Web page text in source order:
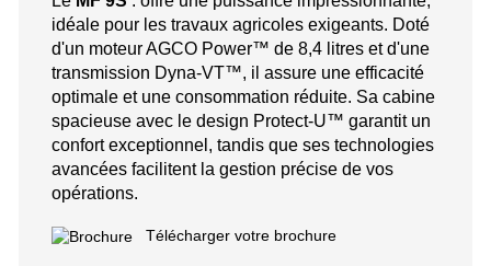
idéale pour les travaux agricoles exigeants. Doté
d'un moteur AGCO Power™ de 8,4 litres et d'une
transmission Dyna-VT™, il assure une efficacité
optimale et une consommation réduite. Sa cabine
spacieuse avec le design Protect-U™ garantit un
confort exceptionnel, tandis que ses technologies
avancées facilitent la gestion précise de vos
opérations.​
Télécharger votre brochure